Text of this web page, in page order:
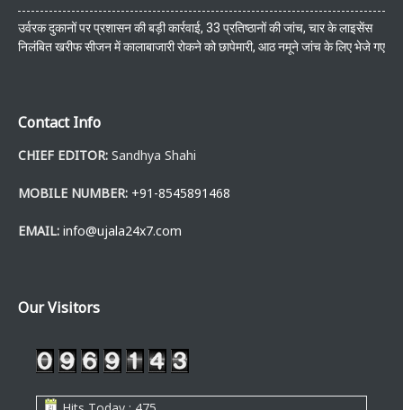
उर्वरक दुकानों पर प्रशासन की बड़ी कार्रवाई, 33 प्रतिष्ठानों की जांच, चार के लाइसेंस
निलंबित खरीफ सीजन में कालाबाजारी रोकने को छापेमारी, आठ नमूने जांच के लिए भेजे गए
Contact Info
CHIEF EDITOR: Sandhya Shahi
MOBILE NUMBER: +91-8545891468
EMAIL: info@ujala24x7.com
Our Visitors